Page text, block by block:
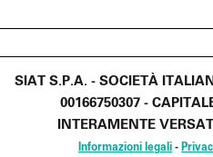
SIAT S.P.A. - SOCIETÀ
00166750307 -
INTERAMENTE
Informazioni legali -